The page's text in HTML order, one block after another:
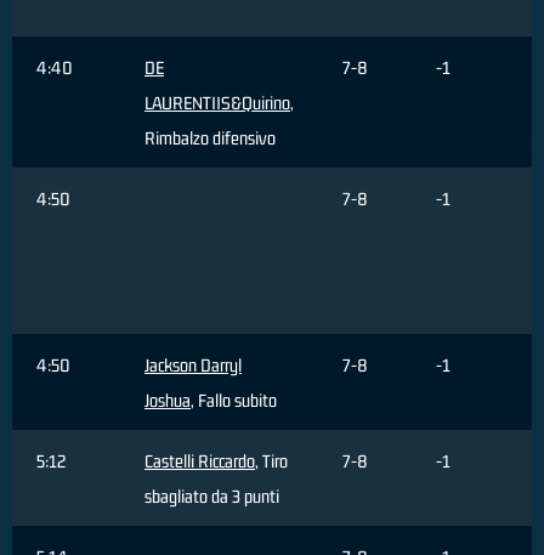
4:40
DE
LAURENTIIS&Quirino,
Rimbalzo difensivo
7-8 -1
4:50 7-8 -1
4:50
Jackson Darryl
Joshua, Fallo subito
7-8 -1
5:12 Castelli Riccardo, Tiro
sbagliato da 3 punti
7-8 -1